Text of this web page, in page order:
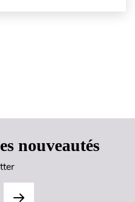
nouveautés